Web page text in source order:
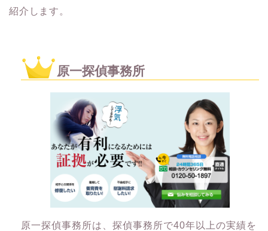
紹介します。
原一探偵事務所
原一探偵事務所は、探偵事務所で40年以上の実績を